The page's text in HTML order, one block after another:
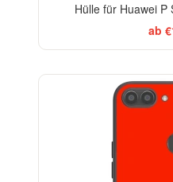
Hülle für Huawei
ab